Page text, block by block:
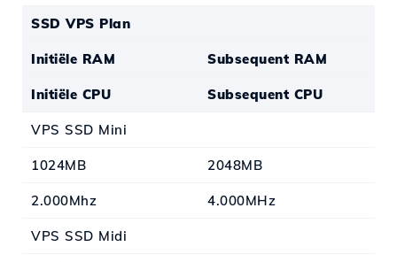
SSD VPS Plan
Initiële RAM Subsequent RAM
Initiële CPU Subsequent CPU
VPS SSD Mini
1024MB 2048MB
2.000Mhz 4.000MHz
VPS SSD Midi